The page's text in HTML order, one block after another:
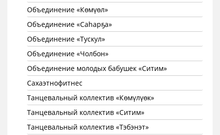
Объединение «Көмүөл»
Объединение «Саhарҕа»
Объединение «Тускул»
Объединение «Чолбон»
Объединение молодых бабушек «Ситим»
Сахаэтнофитнес
Танцевальный коллектив «Көмүлүөк»
Танцевальный коллектив «Ситим»
Танцевальный коллектив «Тэбэнэт»